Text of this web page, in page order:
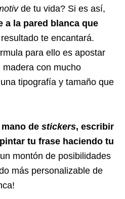
de tu vida? Si es así,
a la pared blanca que
te encantará.
para ello es apostar
con mucho
tipografía y tamaño que
de stickers, escribir
tu frase haciendo tu
montón de posibilidades
más personalizable de